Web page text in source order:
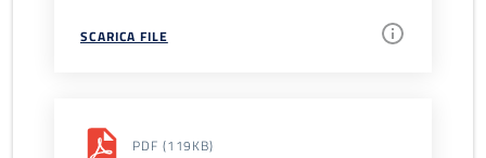
SCARICA FILE
PDF (119KB)